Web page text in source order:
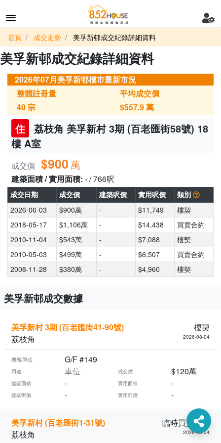
首頁 成交走勢 美孚新邨成交紀錄詳細資料
美孚新邨成交紀錄詳細資料
2026年07月美孚新邨樓市最新市況
整體註冊量
40宗
平均成交價
$557.9萬
住
荔枝角 美孚新村 3期 (百老匯街58號) 18
樓 A室
成交價 $900萬
建築面積 / 實用面積: - / 766呎
成交日期 成交價 建築呎價 實用呎價
類別
2026-06-03
$900萬 - $11,749
樓契
2018-05-17
$1,106萬 - $14,438
買賣合約
2010-11-04
$543萬 - $7,088
樓契
2010-05-03
$499萬 - $6,507
買賣合約
2008-11-28
$380萬 - $4,960 樓契
美孚新邨成交數據
美孚新村 3期 (百老匯街41-90號)
樓契
荔枝角
2026-08-04
樓層/單位 G/F #149
用途 車位 成交價 $120萬
建築面積 - 實用面積 -
建築呎價 - 實用呎價 -
美孚新村 (百老匯街1-31號)
臨時買賣合約
荔枝角
2026-08-04